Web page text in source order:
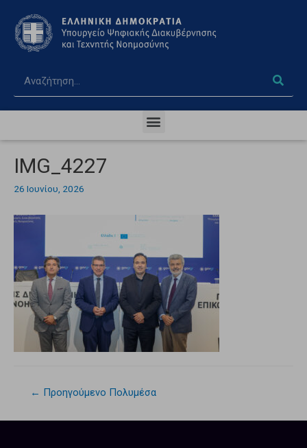
IMG_4227
26 Ιουνίου, 2026
← Προηγούμενο Πολυμέσα